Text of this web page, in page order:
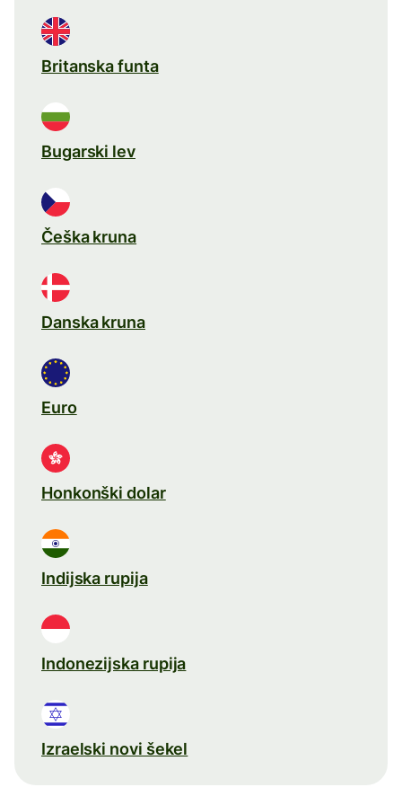
Britanska funta
Bugarski lev
Češka kruna
Danska kruna
Euro
Honkonški dolar
Indijska rupija
Indonezijska rupija
Izraelski novi šekel